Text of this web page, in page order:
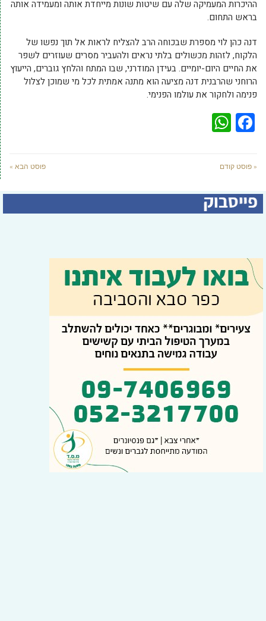
ההיכרות המעמיקה שלה עם שיטות שונות מייחדת אותה ומעמידה אותה
בראש התחום.
דנה כהן לוי מספרת שבכוחה הרב להצליח לראות אל תוך נפשו של
הלקוח, לזהות מכשולים בלתי נראים ולהעביר מסרים שעוזרים לשפר
את החיים היום-יומיים. בעידן המודרני, שבו המתח והלחץ גוברים, הייעוץ
הרוחני שהרבנית דנה מציעה הוא מתנה אמתית לכל מי שמוכן לצלול
פנימה ולחקור את עולמו הפנימי.
Facebook
« פוסט קודם פוסט הבא »